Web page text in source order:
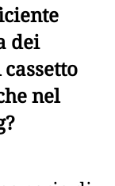
dei
nel